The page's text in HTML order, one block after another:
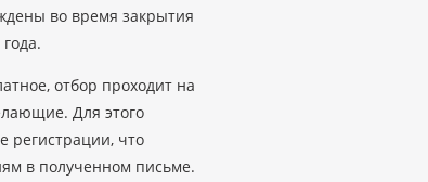
во время закрытия
отбор проходит на
Для этого
регистрации, что
в полученном письме.